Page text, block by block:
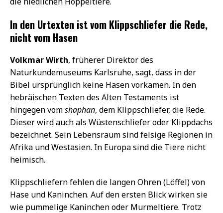
In den Urtexten ist vom Klippschliefer die Rede,
nicht vom Hasen
Volkmar Wirth, früherer Direktor des
Naturkundemuseums Karlsruhe, sagt, dass in der
Bibel ursprünglich keine Hasen vorkamen. In den
hebräischen Texten des Alten Testaments ist
hingegen vomshaphan, dem Klippschliefer, die Rede.
Dieser wird auch als Wüstenschliefer oder Klippdachs
bezeichnet. Sein Lebensraum sind felsige Regionen in
Afrika und Westasien. In Europa sind die Tiere nicht
heimisch.
Klippschliefern fehlen die langen Ohren (Löffel) von
Hase und Kaninchen. Auf den ersten Blick wirken sie
wie pummelige Kaninchen oder Murmeltiere. Trotz